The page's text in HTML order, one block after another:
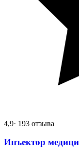
4,9· 193 отзыва
Инъектор